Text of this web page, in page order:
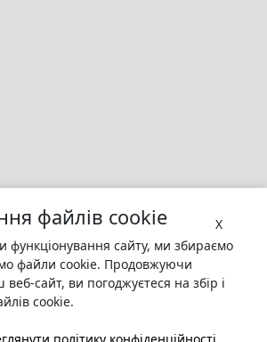
X
файлів cookie
функціонування сайту, ми збираємо
файли cookie. Продовжуючи
сайт, ви погоджуєтеся на збір і
cookie.